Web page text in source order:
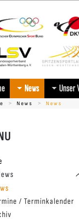
News Unser
News News
/ Terminkalender